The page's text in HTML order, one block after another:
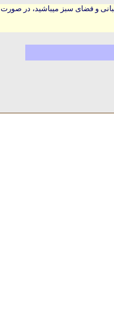
و فضای سبز میباشید، در صورت